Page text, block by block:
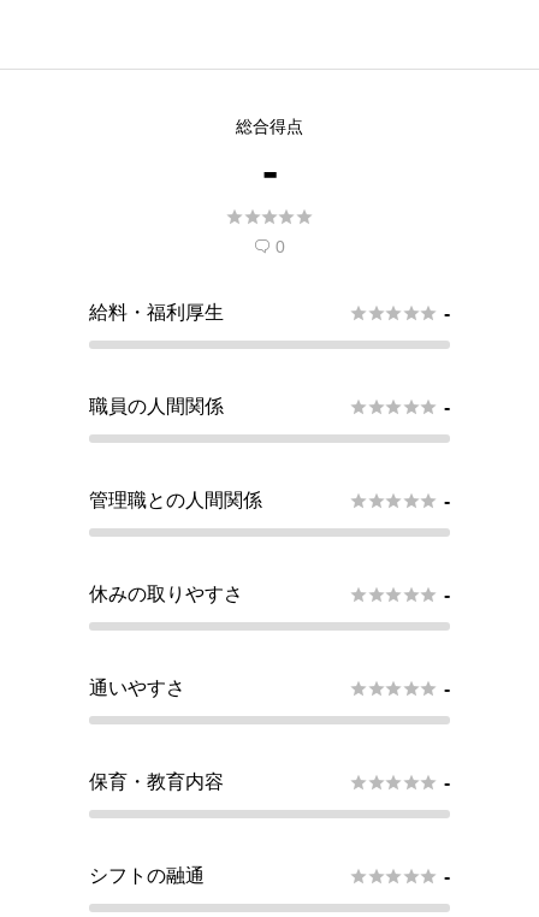
総合得点
-

 0
給料・福利厚生  -
職員の人間関係  -
管理職との人間関係  -
休みの取りやすさ  -
通いやすさ  -
保育・教育内容  -
シフトの融通  -